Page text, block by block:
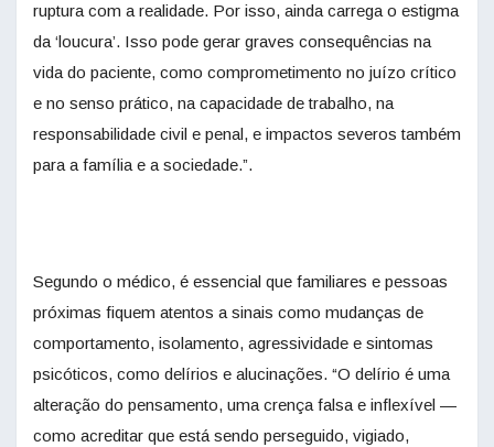
ruptura com a realidade. Por isso, ainda carrega o estigma
da ‘loucura’. Isso pode gerar graves consequências na
vida do paciente, como comprometimento no juízo crítico
e no senso prático, na capacidade de trabalho, na
responsabilidade civil e penal, e impactos severos também
para a família e a sociedade.”.
Segundo o médico, é essencial que familiares e pessoas
próximas fiquem atentos a sinais como mudanças de
comportamento, isolamento, agressividade e sintomas
psicóticos, como delírios e alucinações. “O delírio é uma
alteração do pensamento, uma crença falsa e inflexível —
como acreditar que está sendo perseguido, vigiado,